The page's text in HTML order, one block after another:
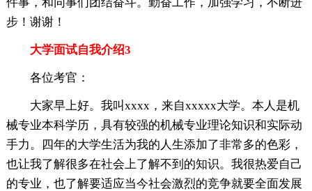
步！谢谢！
大学面试自我介绍3
各位考官：
大家早上好。我叫xxxx，来自xxxxx大学。本人是机
械专业本科学历，具有较强的机械专业理论知识和实际动
手力。四年的大学生活为我的人生添加了非常多的色彩，
也让我了解很多在社会上了解不到的知识。我很热爱自己
的专业，也了解要适应当今社会激烈的竞争就要全面发展